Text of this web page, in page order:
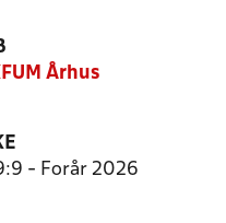
Århus
- Forår 2026